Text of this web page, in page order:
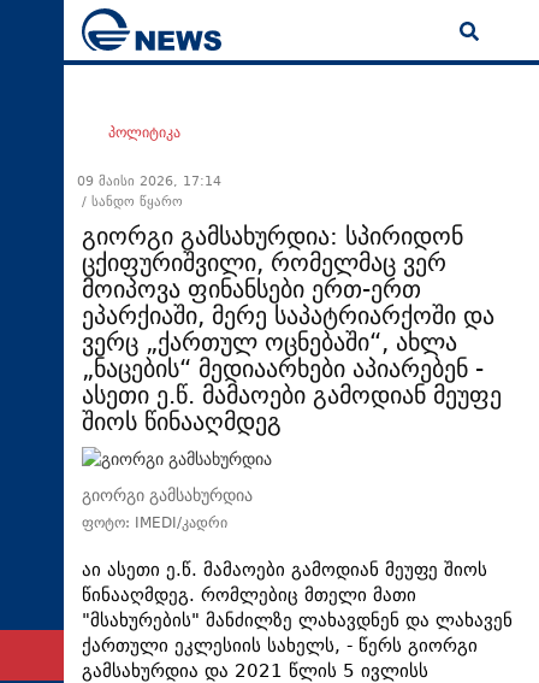
ეკონომიკა
მსოფლიო
ჯანდაცვა
საზოგადოება
სამართალი
თავდაცვა
სპორტი
ტექნოლოგიები
ტაბლოიდი
არქივი
პოლიტიკა
09 მაისი 2026, 17:14
/ სანდო წყარო
გიორგი გამსახურდია: სპირიდონ
ცქიფურიშვილი, რომელმაც ვერ
მოიპოვა ფინანსები ერთ-ერთ
ეპარქიაში, მერე საპატრიარქოში და
ვერც „ქართულ ოცნებაში“, ახლა
„ნაცების“ მედიაარხები აპიარებენ -
ასეთი ე.წ. მამაოები გამოდიან მეუფე
შიოს წინააღმდეგ
გიორგი გამსახურდია
ფოტო: IMEDI/კადრი
აი ასეთი ე.წ. მამაოები გამოდიან მეუფე შიოს
წინააღმდეგ. რომლებიც მთელი მათი
"მსახურების" მანძილზე ლახავდნენ და ლახავენ
ქართული ეკლესიის სახელს, - წერს გიორგი
გამსახურდია და 2021 წლის 5 ივლისს